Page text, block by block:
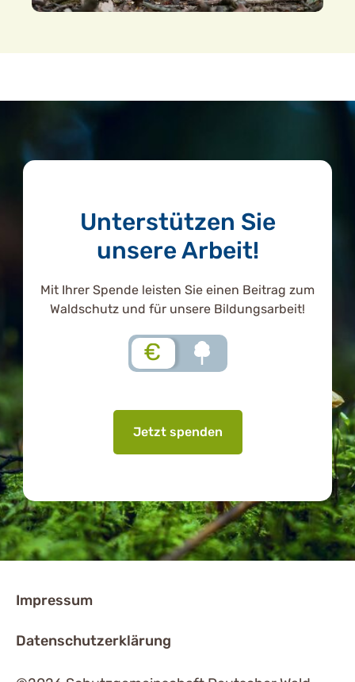
Unterstützen Sie
unsere Arbeit!
Mit Ihrer Spende leisten Sie einen Beitrag zum
Waldschutz und für unsere Bildungsarbeit!
€
Jetzt spenden
Impressum
Datenschutzerklärung